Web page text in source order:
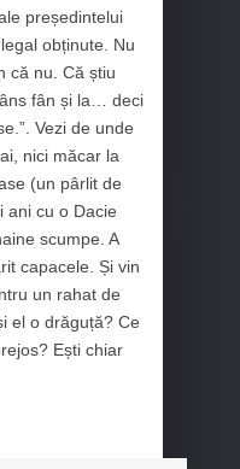
președintelui
obținute. Nu
că nu. Că știu
fân și la… deci
Vezi de unde
nici măcar la
(un pârlit de
ani cu o Dacie
scumpe. A
capacele. Și vin
un rahat de
el o drăguță? Ce
Ești chiar